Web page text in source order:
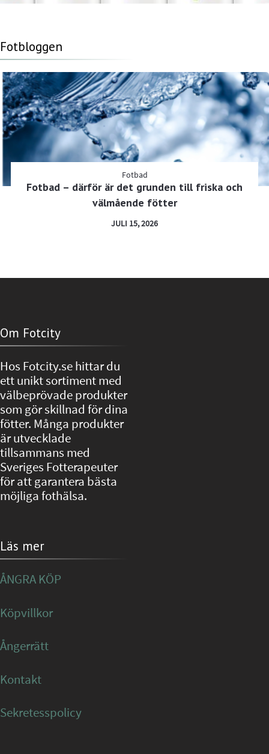
Fotbloggen
Fotbad
Fotbad – därför är det grunden till friska och
välmående fötter
JULI 15, 2026
Om Fotcity
Hos Fotcity.se hittar du
ett unikt sortiment med
välbeprövade produkter
som gör skillnad för dina
fötter. Många produkter
är utvecklade
tillsammans med
Sveriges Fotterapeuter
för att garantera bästa
möjliga fothälsa.
Läs mer
ÅNGRA KÖP
Köpvillkor
Ångerrätt
Kontakt
Sekretesspolicy